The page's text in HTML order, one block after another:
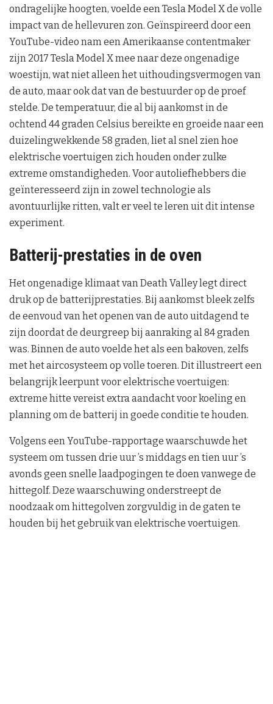
ondragelijke hoogten, voelde een Tesla Model X de volle
impact van de hellevuren zon. Geïnspireerd door een
YouTube-video nam een Amerikaanse contentmaker
zijn 2017 Tesla Model X mee naar deze ongenadige
woestijn, wat niet alleen het uithoudingsvermogen van
de auto, maar ook dat van de bestuurder op de proef
stelde. De temperatuur, die al bij aankomst in de
ochtend 44 graden Celsius bereikte en groeide naar een
duizelingwekkende 58 graden, liet al snel zien hoe
elektrische voertuigen zich houden onder zulke
extreme omstandigheden. Voor autoliefhebbers die
geïnteresseerd zijn in zowel technologie als
avontuurlijke ritten, valt er veel te leren uit dit intense
experiment.
Batterij-prestaties in de oven
Het ongenadige klimaat van Death Valley legt direct
druk op de batterijprestaties. Bij aankomst bleek zelfs
de eenvoud van het openen van de auto uitdagend te
zijn doordat de deurgreep bij aanraking al 84 graden
was. Binnen de auto voelde het als een bakoven, zelfs
met het aircosysteem op volle toeren. Dit illustreert een
belangrijk leerpunt voor elektrische voertuigen:
extreme hitte vereist extra aandacht voor koeling en
planning om de batterij in goede conditie te houden.
Volgens een YouTube-rapportage waarschuwde het
systeem om tussen drie uur ’s middags en tien uur ’s
avonds geen snelle laadpogingen te doen vanwege de
hittegolf. Deze waarschuwing onderstreept de
noodzaak om hittegolven zorgvuldig in de gaten te
houden bij het gebruik van elektrische voertuigen.